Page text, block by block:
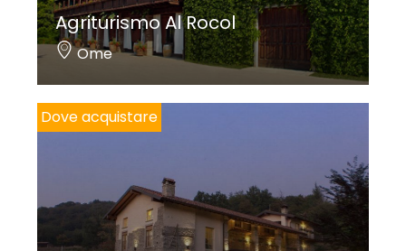
Agriturismo Al Rocol
Ome
Dove acquistare